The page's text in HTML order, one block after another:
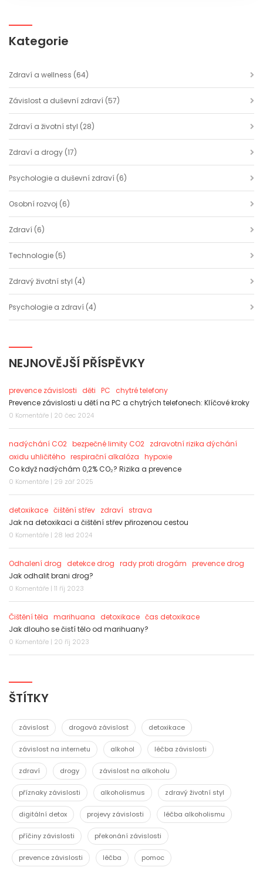
Kategorie
Zdraví a wellness (64)
Závislost a duševní zdraví (57)
Zdraví a životní styl (28)
Zdraví a drogy (17)
Psychologie a duševní zdraví (6)
Osobní rozvoj (6)
Zdraví (6)
Technologie (5)
Zdravý životní styl (4)
Psychologie a zdraví (4)
NEJNOVĚJŠÍ PŘÍSPĚVKY
prevence závislosti děti PC
chytré telefony
Prevence závislosti u dětí na PC a chytrých telefonech: Klíčové kroky
0 Komentáře | 20 čec 2024
nadýchání CO2 bezpečné limity CO2 zdravotní rizika dýchání
oxidu uhličitého respirační alkalóza hypoxie
Co když nadýchám 0,2% CO₂? Rizika a prevence
0 Komentáře | 29 zář 2025
detoxikace čištění střev zdraví strava
Jak na detoxikaci a čištění střev přirozenou cestou
0 Komentáře | 28 led 2024
Odhalení drog detekce drog rady proti drogám prevence drog
Jak odhalit brani drog?
0 Komentáře | 11 říj 2023
Čištění těla marihuana detoxikace čas detoxikace
Jak dlouho se čistí tělo od marihuany?
0 Komentáře | 20 říj 2023
ŠTÍTKY
závislost drogová závislost detoxikace
závislost na internetu alkohol léčba závislosti
zdraví drogy závislost na alkoholu
příznaky závislosti alkoholismus zdravý životní styl
digitální detox projevy závislosti léčba alkoholismu
příčiny závislosti překonání závislosti
prevence závislosti léčba pomoc